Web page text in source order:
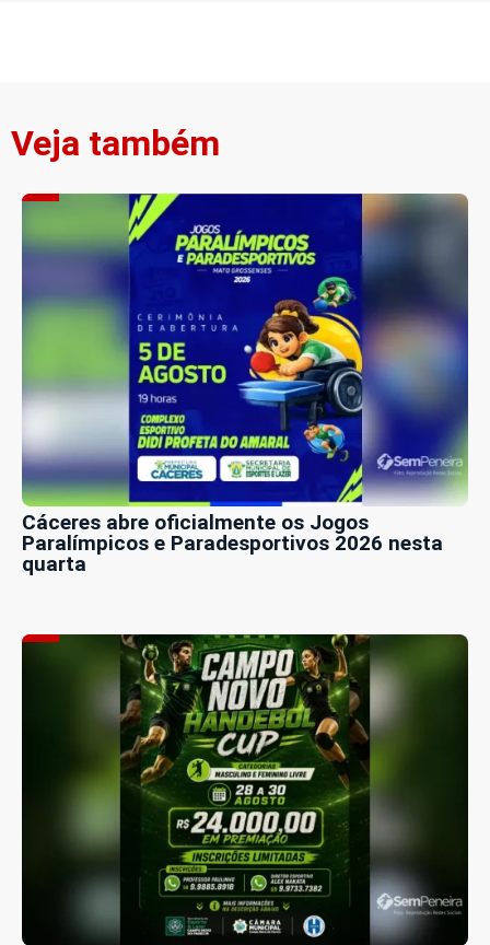
Veja também
Cáceres abre oficialmente os Jogos
Paralímpicos e Paradesportivos 2026 nesta
quarta